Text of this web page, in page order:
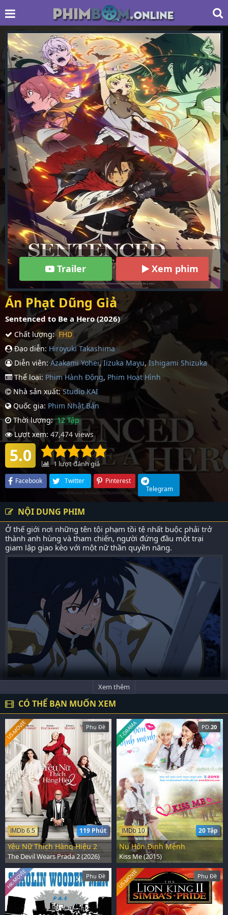
Trailer Xem phim
Án Phạt Dũng Giả
Sentenced to Be a Hero (2026)
Chất lượng: FHD
Đạo diễn: Hiroyuki Takashima
Diễn viên: Azakami Yohei,Iizuka Mayu,Ishigami Shizuka
Thể loại: Phim Hành Động, Phim Hoạt Hình
Nhà sản xuất: Studio KAI
Quốc gia: Phim Nhậ­t Bản
Thời lượng: 12 Tập
Lượt xem: 47,474 views
5.0 1 lượt đánh giá
Facebook Twitter
Pinterest
Telegram
NỘI DUNG PHIM
Ở thế giới nơi những tên tội phạm tồi tệ nhất buộc phải trở
thành anh hùng và tham chiến, người đứng đầu một trại
giam lập giao kèo với một nữ thần quyền năng.
Xem thêm
CÓ THỂ BẠN MUỐN XEM
Phụ Đề
119 Phút
IMDb 6.5
US-MOVIE
Yêu Nữ Thích Hàng Hiệu 2
The Devil Wears Prada 2 (2026)
PD. 20
20 Tập
IMDb 10
T-DRAMA
Nụ Hôn Định Mệnh
Kiss Me (2015)
Phụ Đề
HK-MOVIE Phụ Đề
US-MOVIE